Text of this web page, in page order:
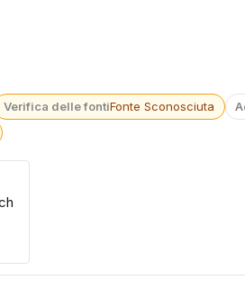
Verifica delle fontiFonte Sconosciuta